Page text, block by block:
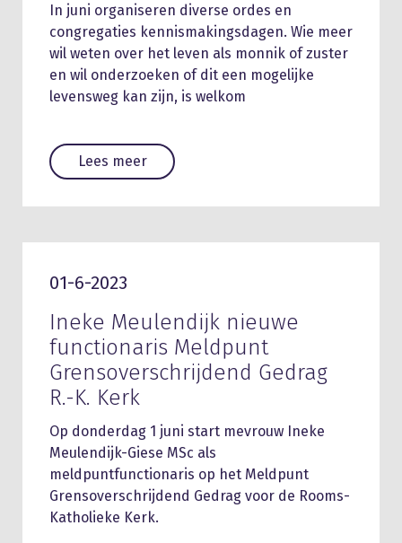
In juni organiseren diverse ordes en
congregaties kennismakingsdagen. Wie meer
wil weten over het leven als monnik of zuster
en wil onderzoeken of dit een mogelijke
levensweg kan zijn, is welkom
Lees meer
01-6-2023
Ineke Meulendijk nieuwe
functionaris Meldpunt
Grensoverschrijdend Gedrag
R.-K. Kerk
Op donderdag 1 juni start mevrouw Ineke
Meulendijk-Giese MSc als
meldpuntfunctionaris op het Meldpunt
Grensoverschrijdend Gedrag voor de Rooms-
Katholieke Kerk.